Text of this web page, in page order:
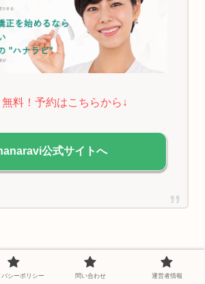
料！予約はこちらから↓
公式サイトへ
いる情報は、マウスピース矯正に関
バシーポリシー 問い合わせ 運営者情報